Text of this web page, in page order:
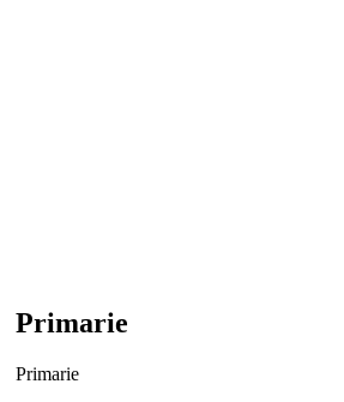
Primarie
Primarie